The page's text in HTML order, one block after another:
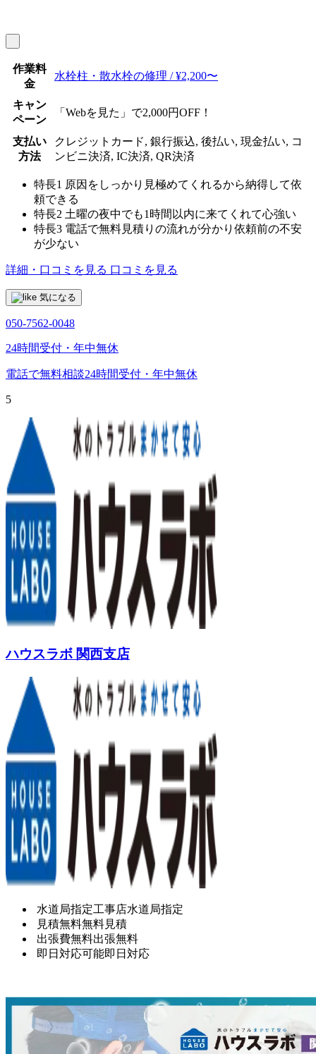
作業料
金
水栓柱・散水栓の修理 / ¥2,200〜
キャン
ペーン
「Webを見た」で2,000円OFF！
支払い
方法
クレジットカード, 銀行振込, 後払い, 現金払い, コ
ンビニ決済, IC決済, QR決済
特長1 原因をしっかり見極めてくれるから納得して依
頼できる
特長2 土曜の夜中でも1時間以内に来てくれて心強い
特長3 電話で無料見積りの流れが分かり依頼前の不安
が少ない
詳細・口コミを見る 口コミを見る
気になる
050-7562-0048
24時間受付・年中無休
電話で無料相談24時間受付・年中無休
5
ハウスラボ 関西支店
水道局指定工事店水道局指定
見積無料無料見積
出張費無料出張無料
即日対応可能即日対応